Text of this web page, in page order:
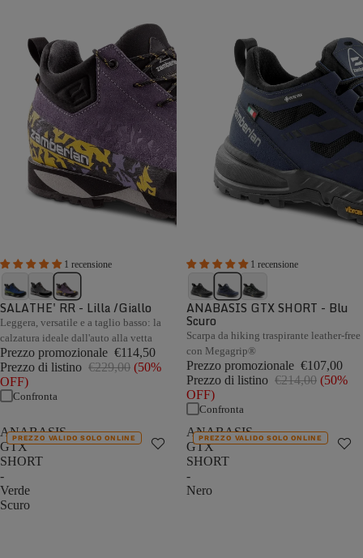
1 recensione
SALATHE' RR - Lilla /Giallo
Leggera, versatile e a taglio basso: la
calzatura ideale dall'auto alla vetta
Prezzo promozionale €114,50
Prezzo di listino €229,00 (50%
OFF)
Confronta
1 recensione
ANABASIS GTX SHORT - Blu
Scuro
Scarpa da hiking traspirante leather-free
con Megagrip®
Prezzo promozionale €107,00
Prezzo di listino €214,00 (50%
OFF)
Confronta
ANABASIS
GTX
SHORT
-
Verde
Scuro
PREZZO VALIDO SOLO ONLINE
ANABASIS
GTX
SHORT
-
Nero
PREZZO VALIDO SOLO ONLINE